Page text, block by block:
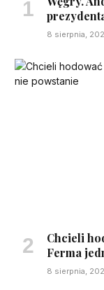
8 sierpnia,
Chcieli
Ferma
8 sierpnia,